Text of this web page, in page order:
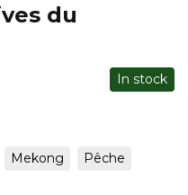
du
In stock
Mekong
Pêche